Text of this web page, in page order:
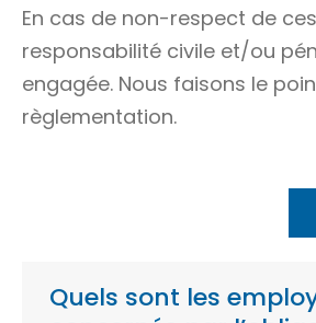
En cas de non-respect de
responsabilité civile et/ou
engagée. Nous faisons le
règlementation.
Quels sont les